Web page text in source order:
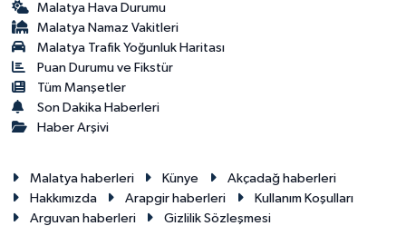
Malatya Hava Durumu
Malatya Namaz Vakitleri
Malatya Trafik Yoğunluk Haritası
Puan Durumu ve Fikstür
Tüm Manşetler
Son Dakika Haberleri
Haber Arşivi
Malatya haberleri Künye
Akçadağ haberleri
Hakkımızda
Arapgir haberleri
Kullanım Koşulları
Arguvan haberleri
Gizlilik Sözleşmesi